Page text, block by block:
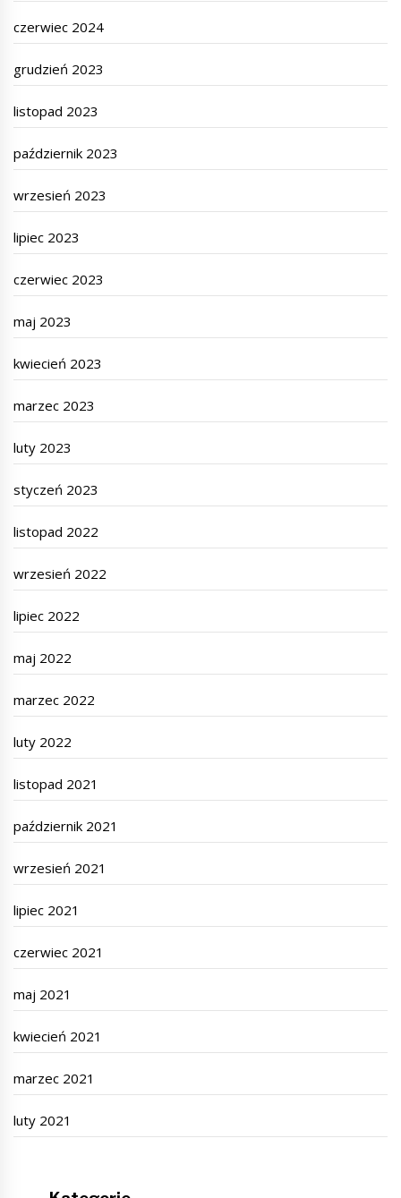
czerwiec 2024
grudzień 2023
listopad 2023
październik 2023
wrzesień 2023
lipiec 2023
czerwiec 2023
maj 2023
kwiecień 2023
marzec 2023
luty 2023
styczeń 2023
listopad 2022
wrzesień 2022
lipiec 2022
maj 2022
marzec 2022
luty 2022
listopad 2021
październik 2021
wrzesień 2021
lipiec 2021
czerwiec 2021
maj 2021
kwiecień 2021
marzec 2021
luty 2021